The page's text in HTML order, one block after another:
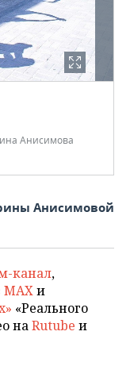
Анисимова
Анисимовой
канал,
MAXи
«Реального
наRutube и